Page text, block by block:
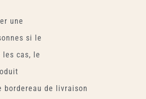
une
si le
cas, le
bordereau de livraison